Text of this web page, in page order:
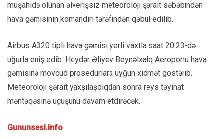
müşahidə olunan əlverişsiz meteoroloji şərait səbəbindən
hava gəmisinin komandiri tərəfindən qəbul edilib.
Airbus A320 tipli hava gəmisi yerli vaxtla saat 20:23-də
uğurla eniş edib. Heydər Əliyev Beynəlxalq Aeroportu hava
gəmisinə mövcud prosedurlara uyğun xidmət göstərib.
Meteoroloji şərait yaxşılaşdıqdan sonra reys təyinat
məntəqəsinə uçuşunu davam etdirəcək.
Gununsesi.info